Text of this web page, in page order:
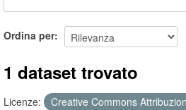
Ordina per
1 dataset trovato
Licenze: Creative Commons